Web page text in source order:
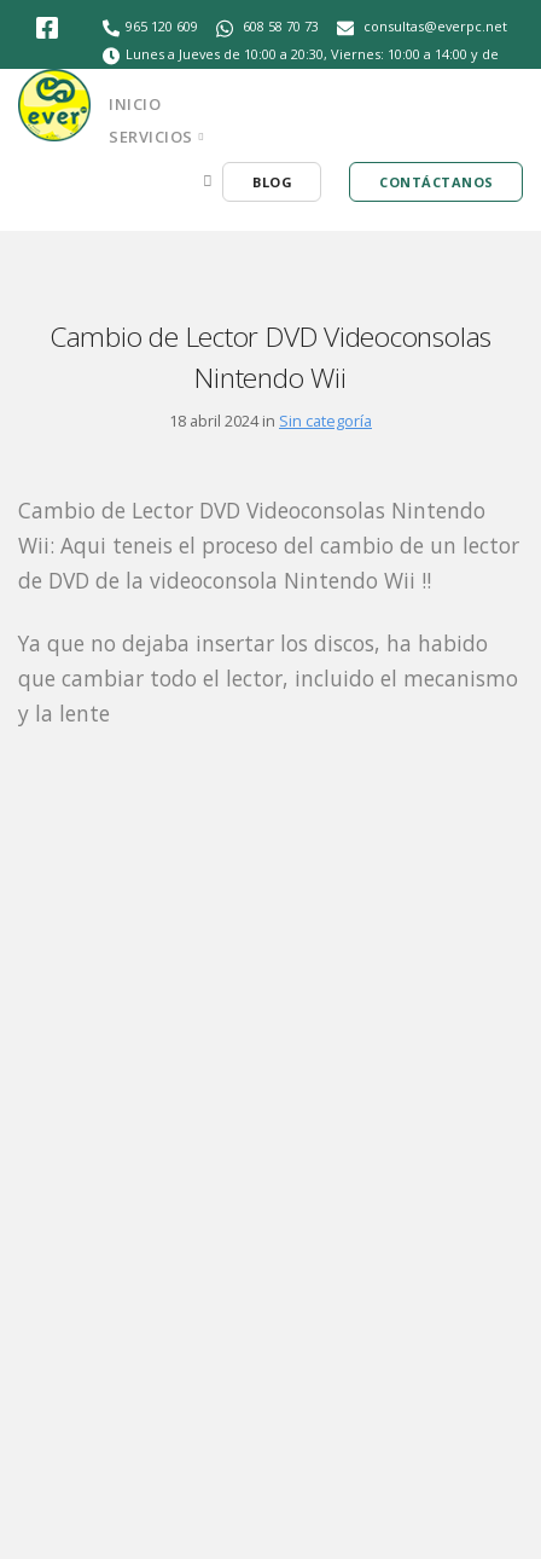
965 120 609 608 58 70 73
consultas@everpc.net
Lunes a Jueves de 10:00 a 20:30, Viernes: 10:00 a 14:00 y de
16:30 a 20:30, Sábados de 10:30 a 14:00
INICIO
SERVICIOS
BLOG CONTÁCTANOS
Cambio de Lector DVD Videoconsolas
Nintendo Wii
18 abril 2024 in Sin categoría
Cambio de Lector DVD Videoconsolas Nintendo
Wii: Aqui teneis el proceso del cambio de un lector
de DVD de la videoconsola Nintendo Wii !!
Ya que no dejaba insertar los discos, ha habido
que cambiar todo el lector, incluido el mecanismo
y la lente